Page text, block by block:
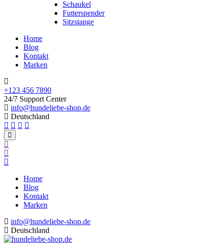
Schaukel
Futterspender
Sitzstange
Home
Blog
Kontakt
Marken
+123 456 7890
24/7 Support Center
info@hundeliebe-shop.de
Deutschland
Home
Blog
Kontakt
Marken
info@hundeliebe-shop.de
Deutschland